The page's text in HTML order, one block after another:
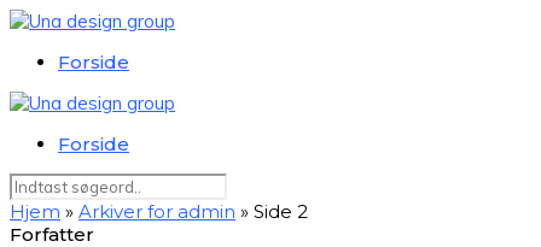
Forside
Forside
Hjem » Arkiver for admin » Side 2
Forfatter